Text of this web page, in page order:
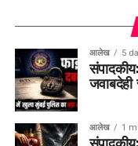
आलेख 5
आलेख 1